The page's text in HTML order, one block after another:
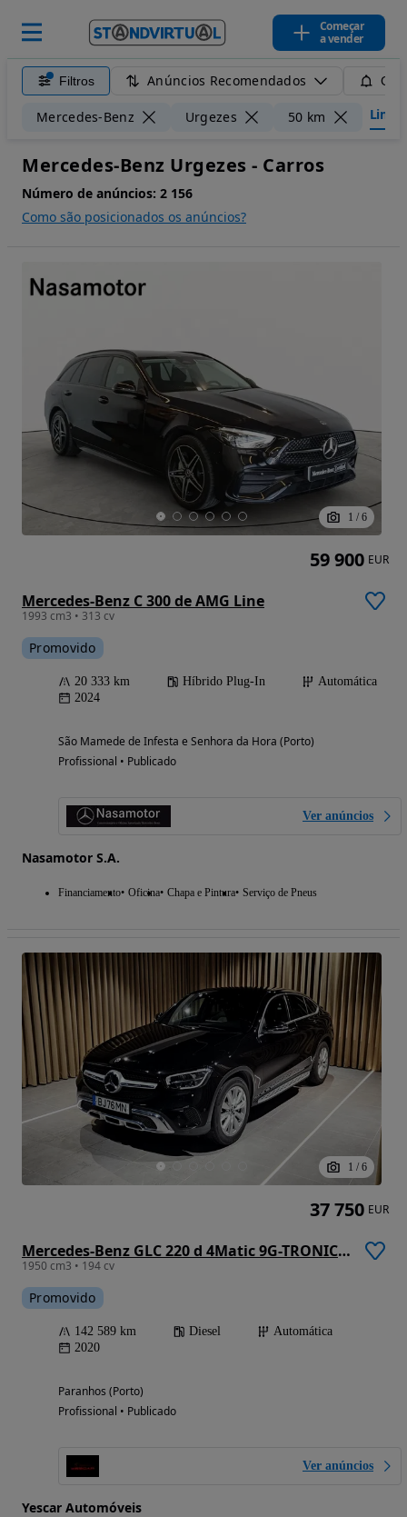
Começar
a vender
Filtros Anúncios Recomendados
Mercedes-Benz Urgezes 50 km
Mercedes-Benz Urgezes - Carros
Número de anúncios: 2 156
Como são posicionados os anúncios?
1 / 6
Mercedes-Benz C 300 de AMG Line
1993 cm3 • 313 cv
Promovido
20 333 km Híbrido Plug-In
Automática
2024
São Mamede de Infesta e Senhora da Hora (Porto)
Profissional • Publicado
Ver anúncios
Nasamotor S.A.
Financiamento Oficina Chapa e Pintura Serviço de Pneus
59 900 EUR
1 / 6
Mercedes-Benz GLC 220 d 4Matic 9G-TRONIC Exclusive
1950 cm3 • 194 cv
Promovido
142 589 km Diesel
Automática
2020
Paranhos (Porto)
Profissional • Publicado
Ver anúncios
Yescar Automóveis
37 750 EUR